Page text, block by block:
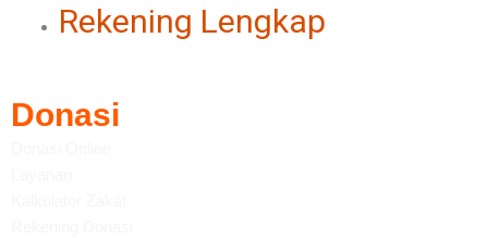
Rekening Lengkap
Donasi